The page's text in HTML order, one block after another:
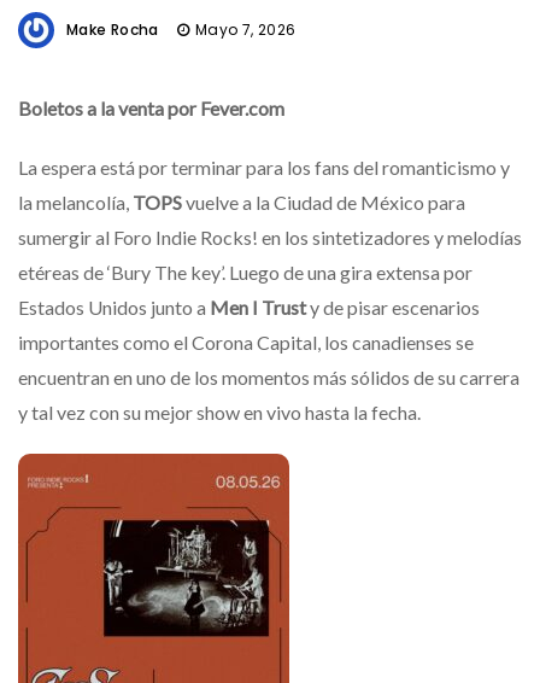
Make Rocha Mayo 7, 2026
Boletos a la venta por Fever.com
La espera está por terminar para los fans del romanticismo y
la melancolía, TOPSvuelve a la Ciudad de México para
sumergir al Foro Indie Rocks! en los sintetizadores y melodías
etéreas de ‘Bury The key’. Luego de una gira extensa por
Estados Unidos junto a Men I Trusty de pisar escenarios
importantes como el Corona Capital, los canadienses se
encuentran en uno de los momentos más sólidos de su carrera
y tal vez con su mejor show en vivo hasta la fecha.